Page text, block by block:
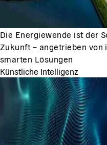
Die Energiewende ist der
Zukunft – angetrieben von
smarten Lösungen
Künstliche Intelligenz